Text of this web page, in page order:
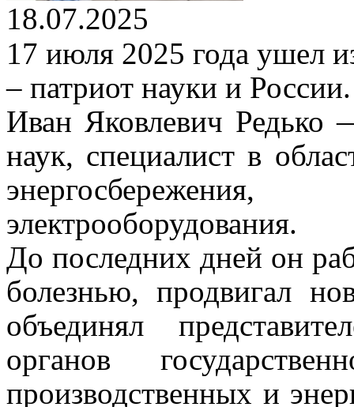
18.07.2025
17 июля 2025 года ушел
– патриот науки и России.
Иван Яковлевич Редько
наук, специалист в
электрооборудования.
До последних дней он
болезнью, продвигал
объединял
органов
производственных и